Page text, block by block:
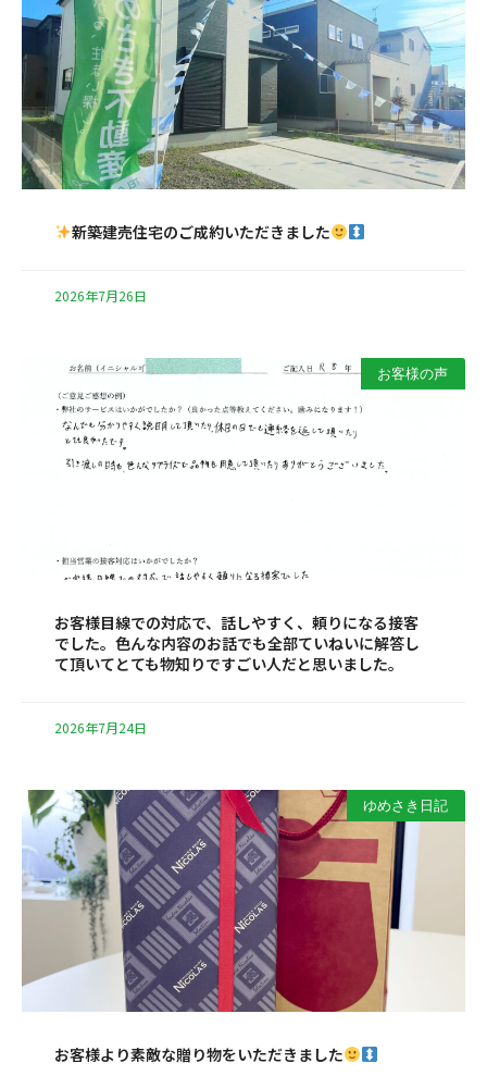
新築建売住宅のご成約いただきました
2026年7月26日
お客様の声
お客様目線での対応で、話しやすく、頼りになる接客
でした。色んな内容のお話でも全部ていねいに解答し
て頂いてとても物知りですごい人だと思いました。
2026年7月24日
ゆめさき日記
お客様より素敵な贈り物をいただきました